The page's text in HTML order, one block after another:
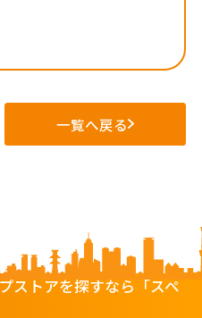
一覧へ戻る
ストアを探すなら「スペ